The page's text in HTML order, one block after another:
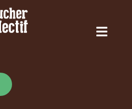
Toggle
ACCUEIL